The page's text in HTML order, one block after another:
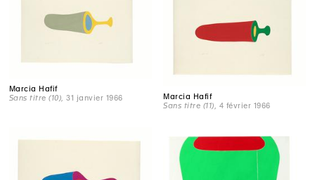
Marcia Hafif
Sans titre (10) , 31 janvier 1966
Marcia Hafif
Sans titre (11) , 4 février 1966